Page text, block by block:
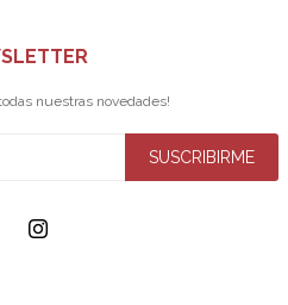
nuestras novedades!
SUSCRIBIRME
